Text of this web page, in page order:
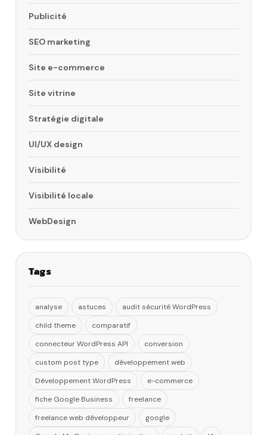
Publicité
SEO marketing
Site e-commerce
Site vitrine
Stratégie digitale
UI/UX design
Visibilité
Visibilité locale
WebDesign
Tags
analyse astuces
audit sécurité WordPress
child theme
comparatif
connecteur WordPress API
conversion
custom post type
développement web
Développement WordPress
e-commerce
fiche Google Business
freelance
freelance web développeur
google